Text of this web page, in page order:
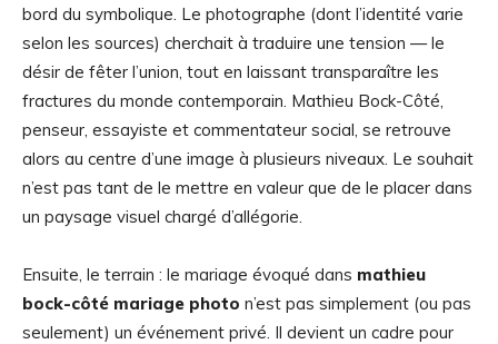
bord du symbolique. Le photographe (dont l’identité varie
selon les sources) cherchait à traduire une tension — le
désir de fêter l’union, tout en laissant transparaître les
fractures du monde contemporain. Mathieu Bock-Côté,
penseur, essayiste et commentateur social, se retrouve
alors au centre d’une image à plusieurs niveaux. Le souhait
n’est pas tant de le mettre en valeur que de le placer dans
un paysage visuel chargé d’allégorie.
Ensuite, le terrain : le mariage évoqué dans mathieu
bock-côté mariage photo n’est pas simplement (ou pas
seulement) un événement privé. Il devient un cadre pour